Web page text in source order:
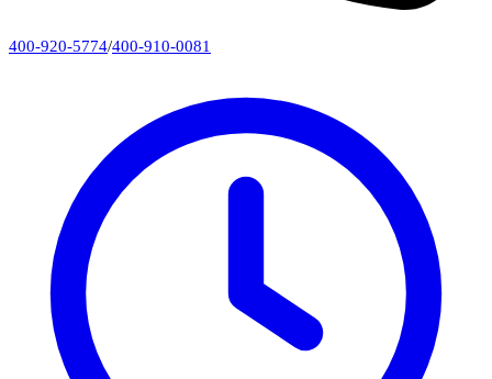
400-920-5774/400-910-0081